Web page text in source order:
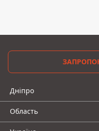
Дніпро
Область